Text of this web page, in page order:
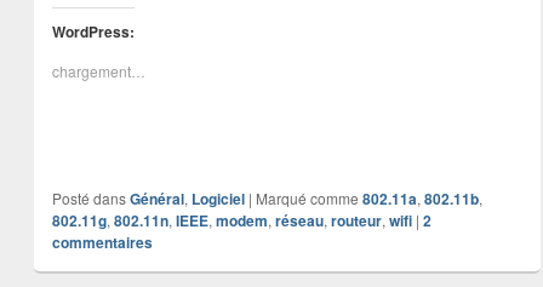
WordPress:
chargement…
Posté dans Général, Logiciel | Marqué comme 802.11a, 802.11b,
802.11g, 802.11n, IEEE, modem, réseau, routeur, wifi | 2
commentaires